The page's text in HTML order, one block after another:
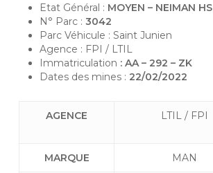
Etat Général : MOYEN – NEIMAN HS
N° Parc :3042
Parc Véhicule : Saint Junien
Agence : FPI / LTIL
Immatriculation : AA – 292 – ZK
Dates des mines : 22/02/2022
AGENCE LTIL / FPI
MARQUE MAN